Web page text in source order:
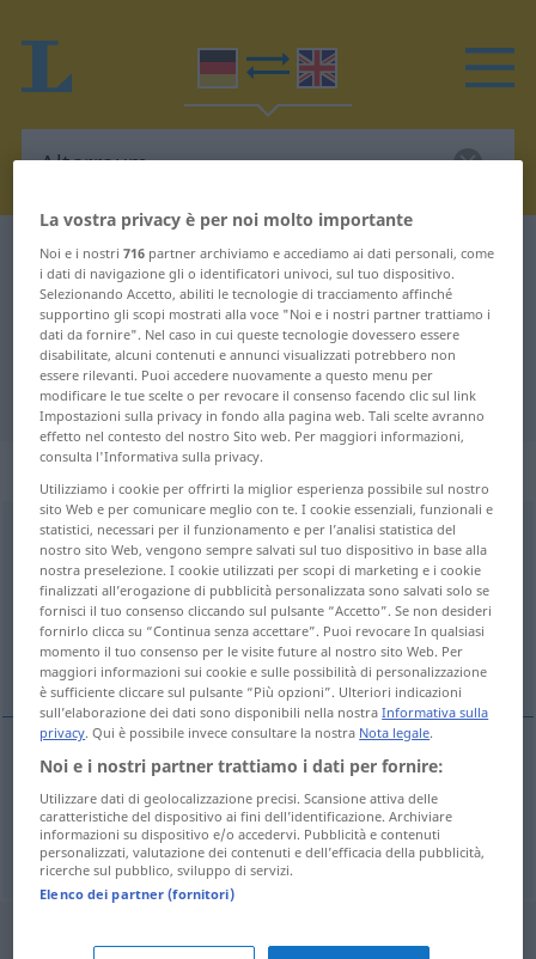
Dizionario Tedesco-Inglese Altarraum
Traduzione Tedesco-Inglese per
"Altarraum"
"Altarraum" traduzione Inglese
„Altarraum“: Maskulinum
Altarraumm
Panoramica di tutte le traduzion
(Fai clic sulla/Tocca traduzione per maggiori dettagli)
chancel, sanctuary
Altarraum
sanctuary Altarraum
La vostra privacy è per noi molto importante
Noi e i nostri716 partner archiviamo e accediamo ai dati personali, come
i dati di navigazione gli o identificatori univoci, sul tuo dispositivo.
Selezionando Accetto, abiliti le tecnologie di tracciamento affinché
supportino gli scopi mostrati alla voce "Noi e i nostri partner trattiamo i
dati da fornire". Nel caso in cui queste tecnologie dovessero essere
disabilitate, alcuni contenuti e annunci visualizzati potrebbero non
essere rilevanti. Puoi accedere nuovamente a questo menu per
modificare le tue scelte o per revocare il consenso facendo clic sul link
Impostazioni sulla privacy in fondo alla pagina web. Tali scelte avranno
effetto nel contesto del nostro Sito web. Per maggiori informazioni,
consulta l'Informativa sulla privacy.
Utilizziamo i cookie per offrirti la miglior esperienza possibile sul nostro
sito Web e per comunicare meglio con te. I cookie essenziali, funzionali e
statistici, necessari per il funzionamento e per l’analisi statistica del
nostro sito Web, vengono sempre salvati sul tuo dispositivo in base alla
nostra preselezione. I cookie utilizzati per scopi di marketing e i cookie
finalizzati all’erogazione di pubblicità personalizzata sono salvati solo se
fornisci il tuo consenso cliccando sul pulsante “Accetto”. Se non desideri
fornirlo clicca su “Continua senza accettare”. Puoi revocare In qualsiasi
momento il tuo consenso per le visite future al nostro sito Web. Per
maggiori informazioni sui cookie e sulle possibilità di personalizzazione
è sufficiente cliccare sul pulsante “Più opzioni”. Ulteriori indicazioni
sull’elaborazione dei dati sono disponibili nella nostraInformativa sulla
privacy. Qui è possibile invece consultare la nostra Nota legale.
Noi e i nostri partner trattiamo i dati per fornire:
Utilizzare dati di geolocalizzazione precisi. Scansione attiva delle
caratteristiche del dispositivo ai fini dell’identificazione. Archiviare
informazioni su dispositivo e/o accedervi. Pubblicità e contenuti
personalizzati, valutazione dei contenuti e dell’efficacia della pubblicità,
ricerche sul pubblico, sviluppo di servizi.
Elenco dei partner (fornitori)